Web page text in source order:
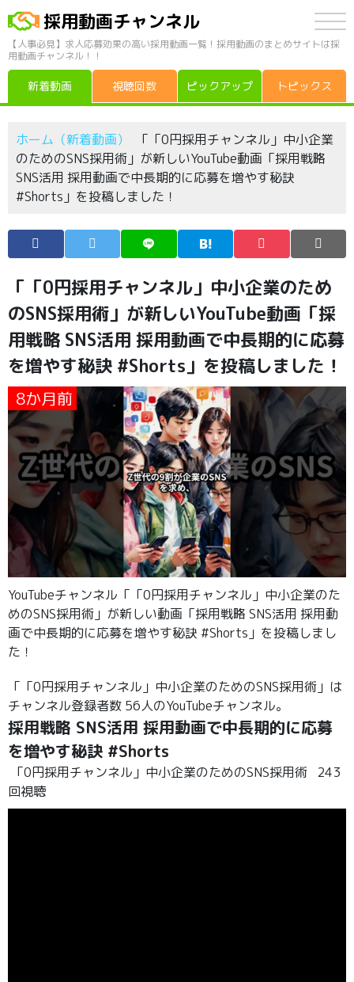
採用動画チャンネル
【人事必見】求人応募効果の高い採用動画一覧！採用動画のまとめサイトは採
用動画チャンネル！！
新着動画 視聴回数 ピックアップ トピックス
ホーム（新着動画）
「「0円採用チャンネル」中小企業
のためのSNS採用術」が新しいYouTube動画「採用戦略
SNS活用 採用動画で中長期的に応募を増やす秘訣
#Shorts」を投稿しました！
「「0円採用チャンネル」中小企業のため
のSNS採用術」が新しいYouTube動画「採
用戦略 SNS活用 採用動画で中長期的に応募
を増やす秘訣 #Shorts」を投稿しました！
8か月前
YouTubeチャンネル「「0円採用チャンネル」中小企業のた
めのSNS採用術」が新しい動画「採用戦略 SNS活用 採用動
画で中長期的に応募を増やす秘訣 #Shorts」を投稿しまし
た！
「「0円採用チャンネル」中小企業のためのSNS採用術」は
チャンネル登録者数 56人のYouTubeチャンネル。
採用戦略 SNS活用 採用動画で中長期的に応募
を増やす秘訣 #Shorts
「0円採用チャンネル」中小企業のためのSNS採用術 243
回視聴